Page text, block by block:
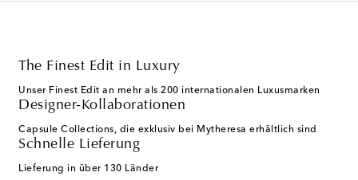
The Finest Edit in Luxury
Unser Finest Edit an mehr als 200 internationalen Luxusmarken
Designer-Kollaborationen
Capsule Collections, die exklusiv bei Mytheresa erhältlich sind
Schnelle Lieferung
Lieferung in über 130 Länder